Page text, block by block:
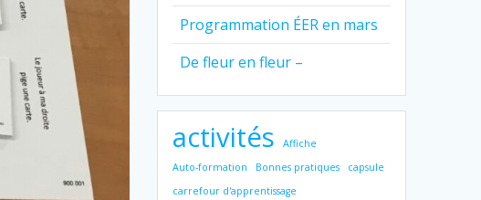
Programmation ÉER en mars
De fleur en fleur –
activités
Affiche
Auto-formation
Bonnes pratiques
capsule
carrefour d'apprentissage